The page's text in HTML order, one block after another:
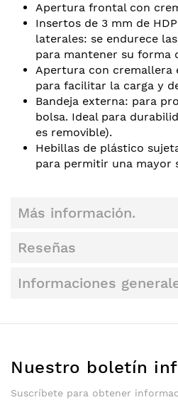
Apertura frontal con
Insertos de 3 mm de
laterales: se endurece
para mantener su forma
Apertura con cremallera
para facilitar la carga y
Bandeja externa: para
bolsa. Ideal para
es removible).
Hebillas de plástico
para permitir una mayor
Más información.
Reseñas
Informaciones
Nuestro boletín
Suscríbete para obtener